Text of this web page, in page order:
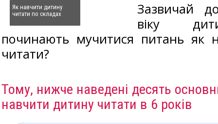
Як навчити дитину
читати по складах
Зазвичай
віку
починають мучитися питань як
читати?
Тому, нижче наведені десять
навчити дитину читати в 6 років